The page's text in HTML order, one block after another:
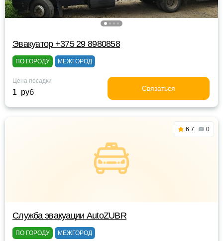
Эвакуатор +375 29 8980858
ПО ГОРОДУ МЕЖГОРОД
Цена посадки
1 руб Связаться
6.7 0
Служба эвакуации AutoZUBR
ПО ГОРОДУ МЕЖГОРОД